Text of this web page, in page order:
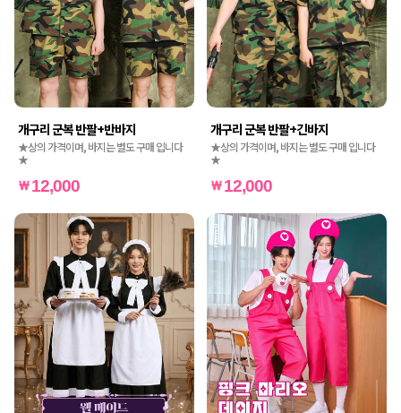
개구리 군복 반팔+반바지
★상의 가격이며, 바지는 별도 구매 입니다
★
12,000
개구리 군복 반팔+긴바지
★상의 가격이며, 바지는 별도 구매 입니다
★
12,000